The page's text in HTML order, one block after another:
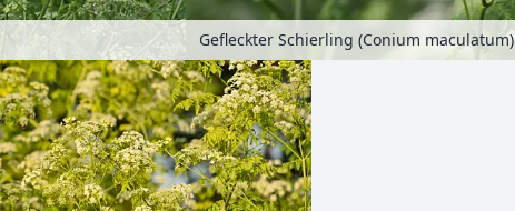
Gefleckter Schierling (Conium maculatum)